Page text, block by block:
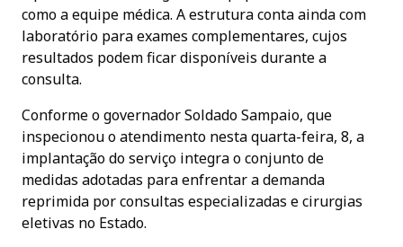
como a equipe médica. A estrutura conta ainda com
laboratório para exames complementares, cujos
resultados podem ficar disponíveis durante a
consulta.
Conforme o governador Soldado Sampaio, que
inspecionou o atendimento nesta quarta-feira, 8, a
implantação do serviço integra o conjunto de
medidas adotadas para enfrentar a demanda
reprimida por consultas especializadas e cirurgias
eletivas no Estado.